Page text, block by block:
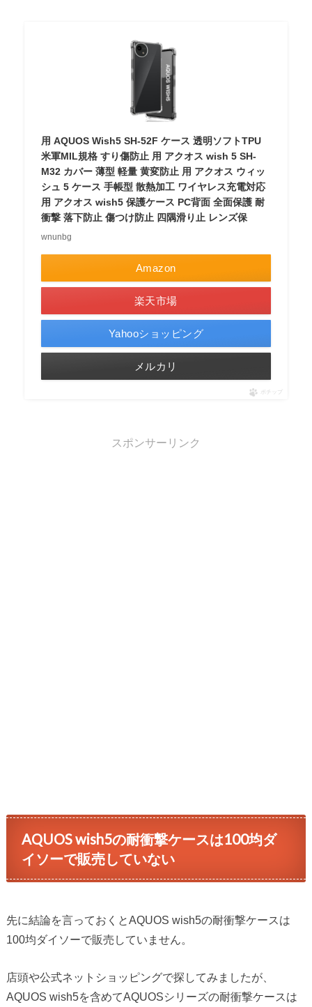
用 AQUOS Wish5 SH-52F ケース 透明ソフトTPU
米軍MIL規格 すり傷防止 用 アクオス wish 5 SH-
M32 カバー 薄型 軽量 黄変防止 用 アクオス ウィッ
シュ 5 ケース 手帳型 散熱加工 ワイヤレス充電対応
用 アクオス wish5 保護ケース PC背面 全面保護 耐
衝撃 落下防止 傷つけ防止 四隅滑り止 レンズ保
wnunbg
Amazon
楽天市場
Yahooショッピング
メルカリ
ポチップ
スポンサーリンク
AQUOS wish5の耐衝撃ケースは100均ダ
イソーで販売していない
先に結論を言っておくとAQUOS wish5の耐衝撃ケースは
100均ダイソーで販売していません。
店頭や公式ネットショッピングで探してみましたが、
AQUOS wish5を含めてAQUOSシリーズの耐衝撃ケースは